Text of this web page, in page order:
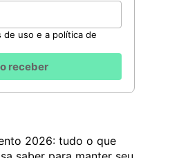
de uso e a política de
receber
2026: tudo o que